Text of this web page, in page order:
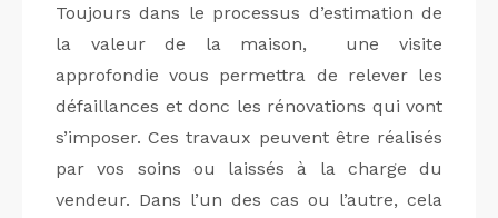
Toujours dans le processus d’estimation de
la valeur de la maison, une visite
approfondie vous permettra de relever les
défaillances et donc les rénovations qui vont
s’imposer. Ces travaux peuvent être réalisés
par vos soins ou laissés à la charge du
vendeur. Dans l’un des cas ou l’autre, cela